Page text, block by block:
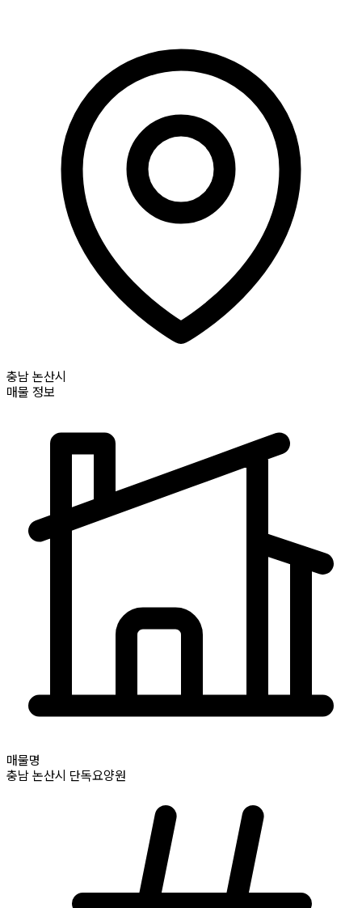
충남 논산시
매물 정보
매물명
충남 논산시 단독요양원